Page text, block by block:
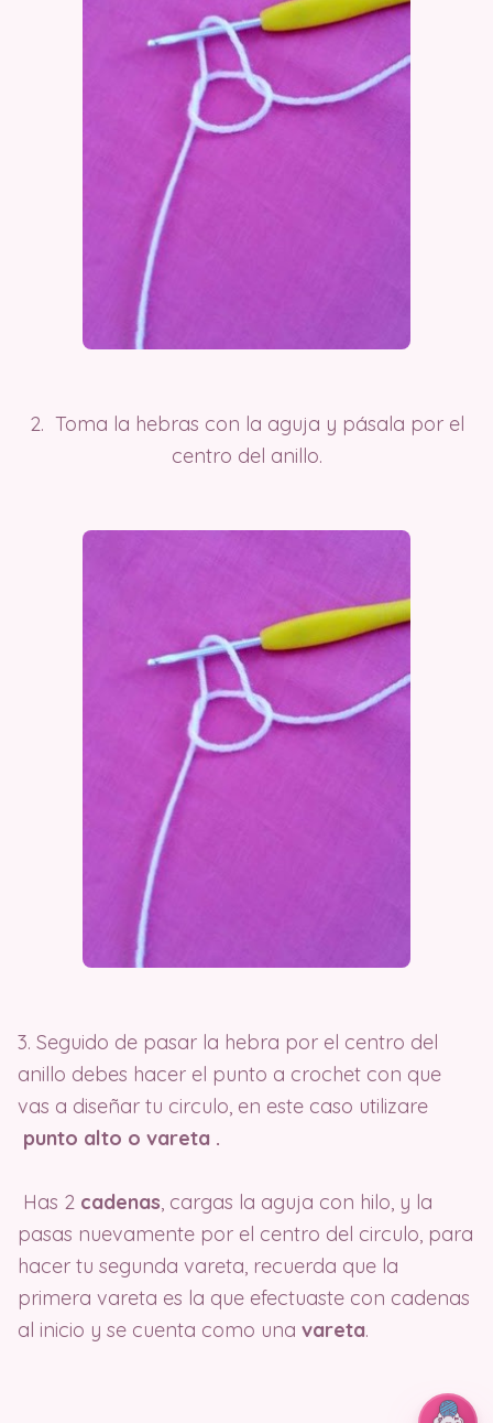
2. Toma la hebras con la aguja y pásala por el
centro del anillo.
3. Seguido de pasar la hebra por el centro del
anillo debes hacer el punto a crochet con que
vas a diseñar tu circulo, en este caso utilizare
punto alto o vareta .
Has 2 cadenas, cargas la aguja con hilo, y la
pasas nuevamente por el centro del circulo, para
hacer tu segunda vareta, recuerda que la
primera vareta es la que efectuaste con cadenas
al inicio y se cuenta como una vareta.